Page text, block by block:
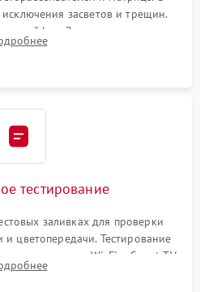
засветов и трещин.
шлейфов. Закрытие корпуса.
программного обеспечения.
тестирование
заливках для проверки
цветопередачи. Тестирование
модуля Wi-Fi и Smart TV
нескольких часов.